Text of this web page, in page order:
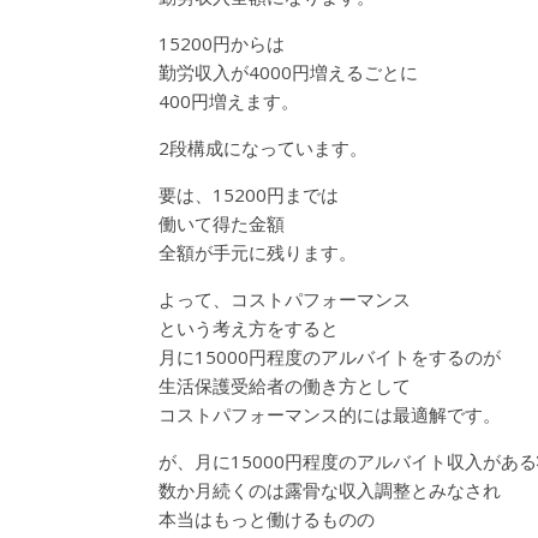
15200円からは
勤労収入が4000円増えるごとに
400円増えます。
2段構成になっています。
要は、15200円までは
働いて得た金額
全額が手元に残ります。
よって、コストパフォーマンス
という考え方をすると
月に15000円程度のアルバイトをするのが
生活保護受給者の働き方として
コストパフォーマンス的には最適解です。
が、月に15000円程度のアルバイト収入があ
数か月続くのは露骨な収入調整とみなされ
本当はもっと働けるものの